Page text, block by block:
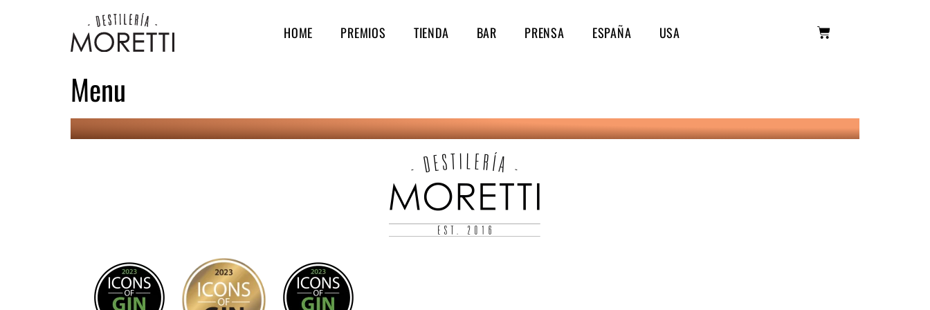
HOME PREMIOS TIENDA BAR PRENSA ESPAÑA USA
Menu